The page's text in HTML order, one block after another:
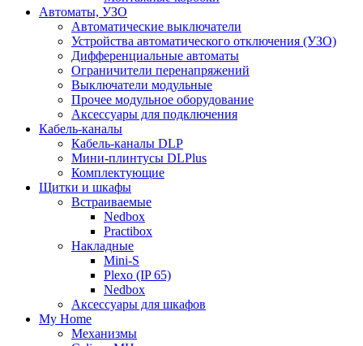
Автоматы, УЗО
Автоматические выключатели
Устройства автоматического отключения (УЗО)
Дифференциальные автоматы
Ограничители перенапряжений
Выключатели модульные
Прочее модульное оборудование
Аксессуары для подключения
Кабель-каналы
Кабель-каналы DLP
Мини-плинтусы DLPlus
Комплектующие
Щитки и шкафы
Встраиваемые
Nedbox
Practibox
Накладные
Mini-S
Plexo (IP 65)
Nedbox
Аксессуары для шкафов
My Home
Механизмы